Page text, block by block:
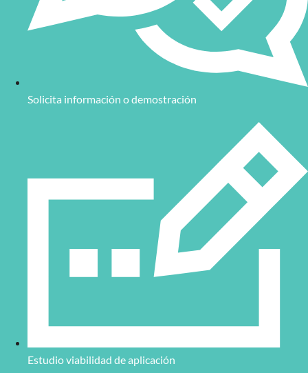
Solicita información o demostración
Estudio viabilidad de aplicación